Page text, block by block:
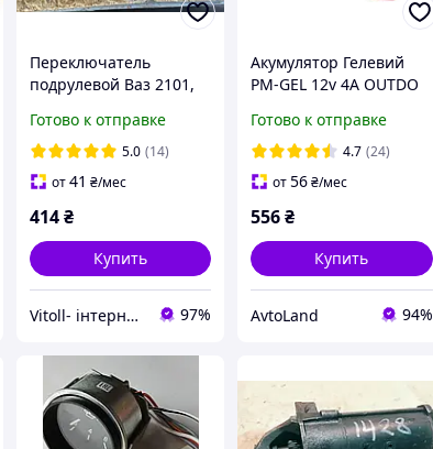
Переключатель
подрулевой Ваз 2101,
положения) Flagmus
Польша
Готово к отправке
5.0 (14)
от41 ₴/мес
414₴
Купить
Vitoll- інтернет магазин автозапчастин 97%
Акумулятор Гелевий
PM-GEL 12v 4А OUTDO
Готово к отправке
4.7 (24)
от56₴/мес
556₴
Купить
AvtoLand 94%